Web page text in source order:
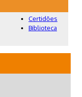
Certidões
Biblioteca